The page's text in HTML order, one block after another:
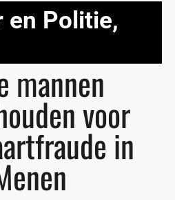
en Politie,
mannen
voor
in